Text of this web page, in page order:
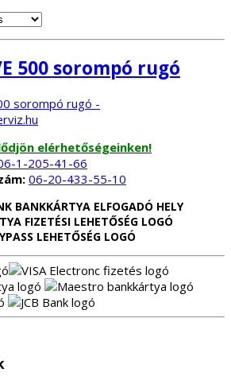
500 sorompó rugó
elérhetőségeinken!
1-205-41-66
06-20-433-55-10
BANKKÁRTYA ELFOGADÓ HELY